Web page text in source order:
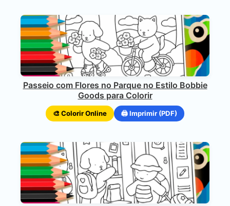
Passeio com Flores no Parque no Estilo Bobbie
Goods para Colorir
🎨 Colorir Online 🖨️ Imprimir (PDF)